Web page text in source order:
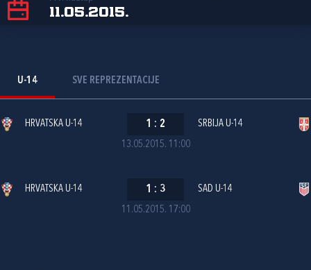
11.05.2015.
U-14 SVE REPREZENTACIJE
13.05.2015. 11:00
HRVATSKA U-14 1 : 2 SRBIJA U-14
11.05.2015. 17:00
HRVATSKA U-14 1 : 3 SAD U-14